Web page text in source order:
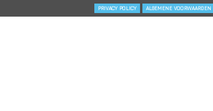
PRIVACY POLICY ALGEMENE VOORWAARDEN